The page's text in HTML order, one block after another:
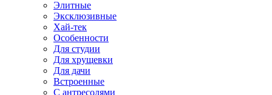
Элитные
Эксклюзивные
Хай-тек
Особенности
Для студии
Для хрущевки
Для дачи
Встроенные
С антресолями